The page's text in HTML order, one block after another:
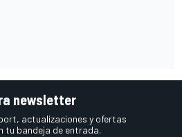
newsletter
actualizaciones y ofertas
tu bandeja de entrada.